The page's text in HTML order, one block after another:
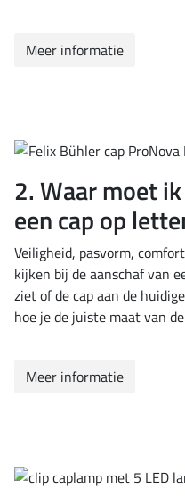
Meer informatie
2. Waar moet
een cap op
Veiligheid, pasvorm,
kijken bij de aanschaf van
ziet of de cap aan de
hoe je de juiste maat van
Meer informatie